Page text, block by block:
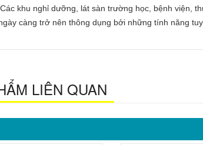
khu nghỉ dưỡng, lát sàn trường học, bệnh viện,
càng trở nên thông dụng bởi những tính năng
LIÊN QUAN